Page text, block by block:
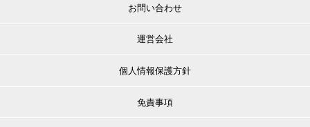
お問い合わせ
運営会社
個人情報保護方針
免責事項